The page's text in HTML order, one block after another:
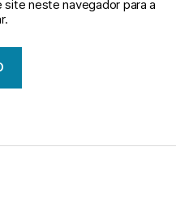
site neste navegador para a